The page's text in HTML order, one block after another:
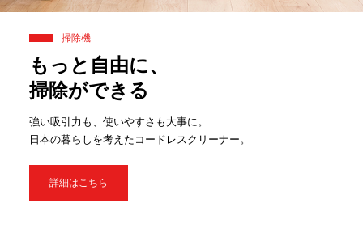
掃除機
もっと自由に、
掃除ができる
強い吸引力も、使いやすさも大事に。
日本の暮らしを考えたコードレスクリーナー。
詳細はこちら